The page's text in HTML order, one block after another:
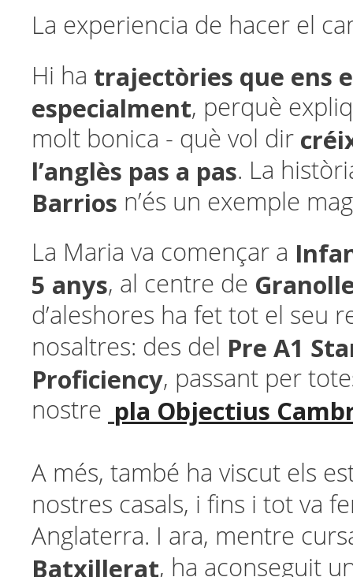
La experiencia de hacer el
Hi ha trajectòries que ens
especialment, perquè
molt bonica - què vol dir
l’anglès pas a pas. La
Barrios n’és un exemple
La Maria va començar a
5 anys, al centre de
d’aleshores ha fet tot el seu
nosaltres: des del Pre A1
Proficiency, passant per
nostre pla Objectius
A més, també ha viscut els
nostres casals, i fins i tot va
Anglaterra. I ara, mentre
Batxillerat, ha aconseguit